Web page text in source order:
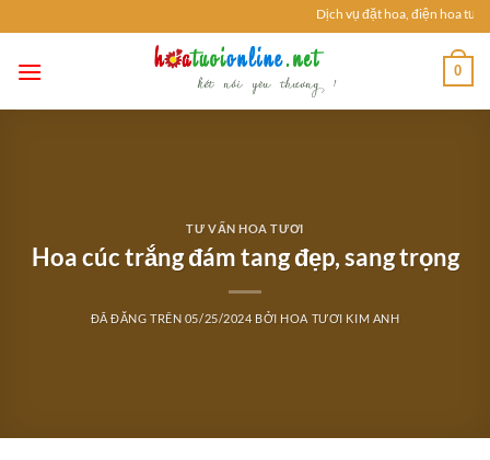
đến
nội
Dịch vụ đặt hoa, điện hoa tươi:
0
TƯ VẤN HOA TƯƠI
Hoa cúc trắng đám tang đẹp, sang trọng
ĐÃ ĐĂNG TRÊN 05/25/2024 BỞI HOA TƯƠI KIM ANH